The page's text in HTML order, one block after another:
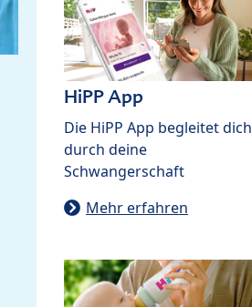
HiPP App
Die HiPP App begleitet dich
durch deine
Schwangerschaft
Mehr erfahren